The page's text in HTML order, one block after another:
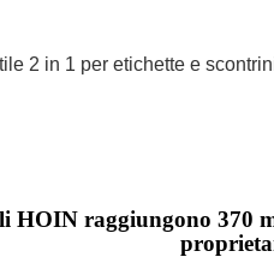
2 in 1 per etichette e
HOIN raggiungono 370